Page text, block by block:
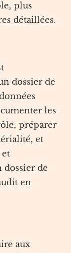
plus
détaillées.
dossier de
les
préparer
et
dossier de
en
aux